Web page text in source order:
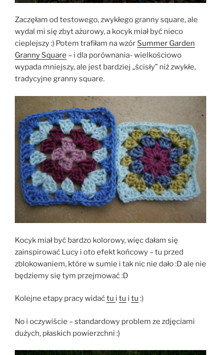
Zaczęłam od testowego, zwykłego granny square, ale
wydal mi się zbyt ażurowy, a kocyk miał być nieco
cieplejszy :) Potem trafiłam na wzór Summer Garden
Granny Square – i dla porównania- wielkościowo
wypada mniejszy, ale jest bardziej „ścisły” niż zwykłe,
tradycyjne granny square.
Kocyk miał być bardzo kolorowy, więc dałam się
zainspirować Lucy i oto efekt końcowy – tu przed
zblokowaniem, które w sumie i tak nic nie dało :D ale nie
będziemy się tym przejmować :D
Kolejne etapy pracy widaćtu i tu i tu :)
No i oczywiście – standardowy problem ze zdjęciami
dużych, płaskich powierzchni :)